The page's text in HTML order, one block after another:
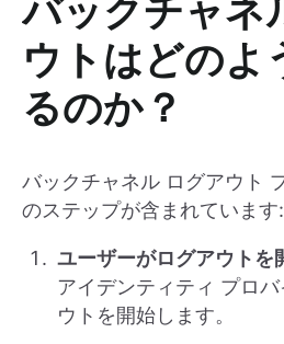
バックチャネ
ウトはどのよ
るのか？
バックチャネル ログアウト
のステップが含まれています:
ユーザーがログアウトを
アイデンティティ プロ
ウトを開始します。